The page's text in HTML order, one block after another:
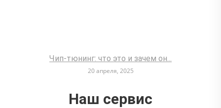
Чип-тюнинг: что это и зачем он...
20 апреля, 2025
Наш сервис